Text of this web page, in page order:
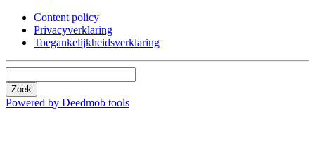
Content policy
Privacyverklaring
Toegankelijkheidsverklaring
Zoek
Powered by Deedmob tools